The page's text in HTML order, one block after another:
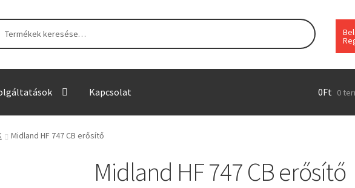
Kapcsolat 0Ft 0
Midland HF 747 CB erősítő
Midland HF 747 CB erősítő